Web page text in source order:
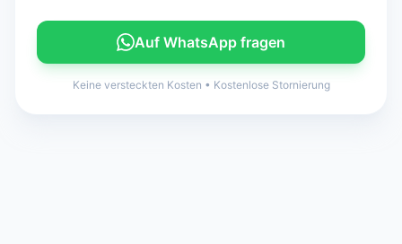
Auf WhatsApp fragen
Keine versteckten Kosten • Kostenlose Stornierung